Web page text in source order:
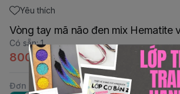
Yêu thích
Vòng tay mã não đen mix Hematite
Có sẵn: 1
800.000đ
Đơn vị: